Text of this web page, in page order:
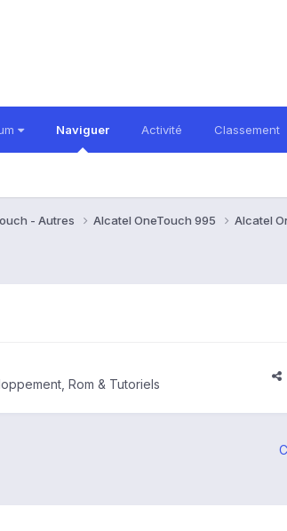
Naviguer Activité Classement
- Autres Alcatel OneTouch 995
Alcatel
Rom & Tutoriels